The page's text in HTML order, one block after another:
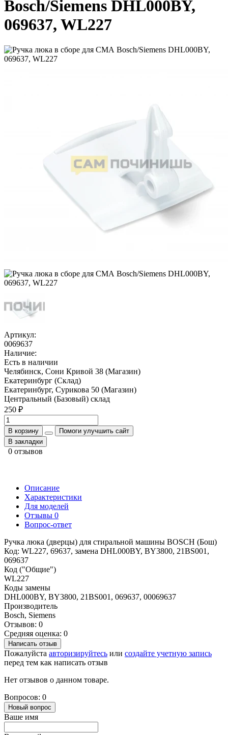
Bosch/Siemens DHL000BY,
069637, WL227
Артикул:
0069637
Наличие:
Есть в наличии
Челябинск, Сони Кривой 38 (Магазин)
Екатеринбург (Склад)
Екатеринбург, Сурикова 50 (Магазин)
Центральный (Базовый) склад
250 ₽
В корзину
Помоги улучшить сайт
В закладки
0 отзывов
Описание
Характеристики
Для моделей
Отзывы 0
Вопрос-ответ
Ручка люка (дверцы) для стиральной машины BOSCH (Бош)
Код: WL227, 69637, замена DHL000BY, BY3800, 21BS001,
069637
Код ("Общие")
WL227
Коды замены
DHL000BY, BY3800, 21BS001, 069637, 00069637
Производитель
Bosch, Siemens
Отзывов: 0
Средняя оценка: 0
Написать отзыв
Пожалуйста авторизируйтесь или создайте учетную запись
перед тем как написать отзыв
Нет отзывов о данном товаре.
Вопросов: 0
Новый вопрос
Ваше имя